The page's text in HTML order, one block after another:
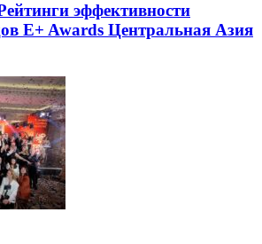
эффективности
E+ Awards Центральная Азия